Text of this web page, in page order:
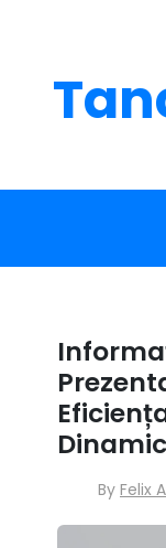
By Felix